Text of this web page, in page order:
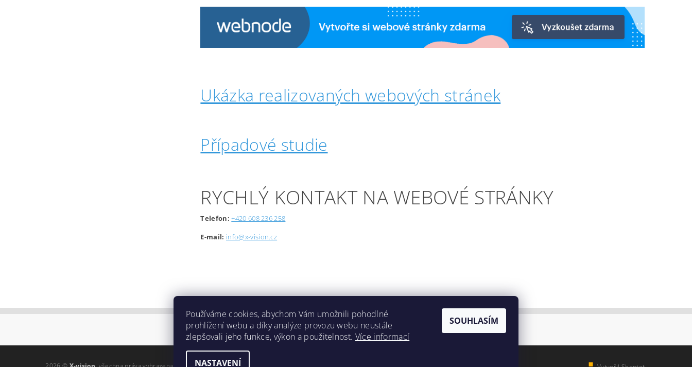
Ukázka realizovaných webových stránek
Případové studie
RYCHLÝ KONTAKT NA WEBOVÉ STRÁNKY
Telefon: +420 608 236 258
E-mail: info@x-vision.cz
Lokality
Používáme cookies, abychom Vám umožnili pohodlné
prohlížení webu a díky analýze provozu webu neustále
zlepšovali jeho funkce, výkon a použitelnost. Více informací
NASTAVENÍ
SOUHLASÍM